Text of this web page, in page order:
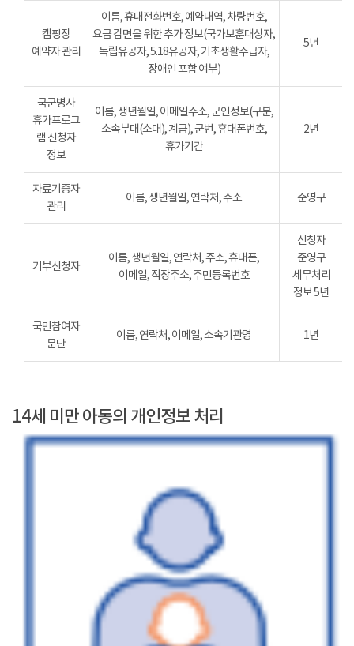
캠핑장
예약자 관리
이름, 휴대전화번호, 예약내역, 차량번호,
요금 감면을 위한 추가 정보(국가보훈대상자,
독립유공자, 5.18유공자, 기초생활수급자,
장애인 포함 여부)
5년
국군병사
휴가프로그
램 신청자
정보
이름, 생년월일, 이메일주소, 군인정보(구분,
소속부대(소대), 계급), 군번, 휴대폰번호,
휴가기간
2년
자료기증자
관리
이름, 생년월일, 연락처, 주소 준영구
기부신청자
이름, 생년월일, 연락처, 주소, 휴대폰,
이메일, 직장주소, 주민등록번호
신청자
준영구
세무처리
정보 5년
국민참여자
문단
이름, 연락처, 이메일, 소속기관명 1년
14세 미만 아동의 개인정보 처리